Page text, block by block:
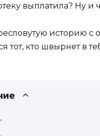
выплатила? Ну
историю с
тот, кто швырнет в